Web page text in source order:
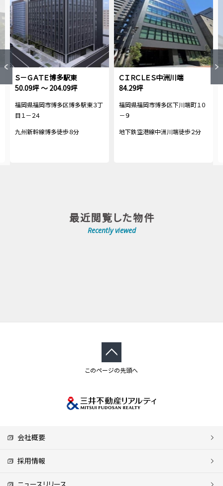
Ｓ－ＧＡＴＥ博多駅東
50.09坪 ～ 204.09坪
福岡県福岡市博多区博多駅東３丁
目１－２４
九州新幹線博多徒歩８分
ＣＩＲＣＬＥＳ中洲川端
84.29坪
福岡県福岡市博多区下川端町１０
－９
地下鉄空港線中洲川端徒歩２分
最近閲覧した物件
Recently viewed
このページの先頭へ
会社概要
採用情報